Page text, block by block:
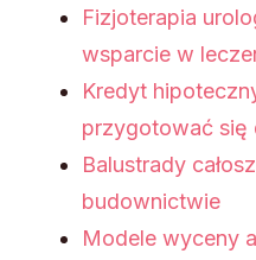
Fizjoterapia
wsparcie w
Kredyt
przygotować się
Balustrady
budownictwie
Modele wyceny